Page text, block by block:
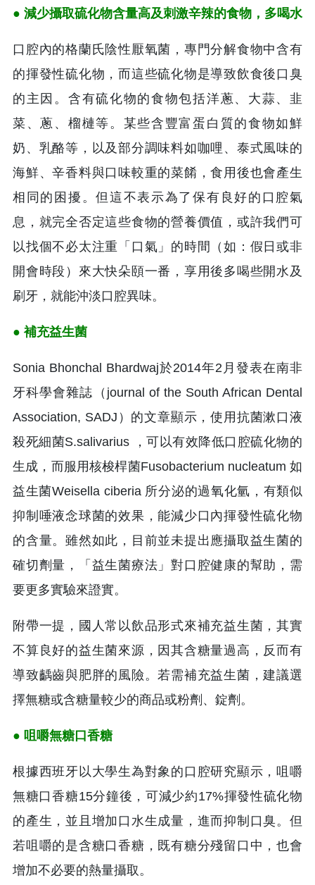
● 減少攝取硫化物含量高及刺激辛辣的食物，多喝水
口腔內的格蘭氏陰性厭氧菌，專門分解食物中含有
的揮發性硫化物，而這些硫化物是導致飲食後口臭
的主因。含有硫化物的食物包括洋蔥、大蒜、韭
菜、蔥、榴槤等。某些含豐富蛋白質的食物如鮮
奶、乳酪等，以及部分調味料如咖哩、泰式風味的
海鮮、辛香料與口味較重的菜餚，食用後也會產生
相同的困擾。但這不表示為了保有良好的口腔氣
息，就完全否定這些食物的營養價值，或許我們可
以找個不必太注重「口氣」的時間（如：假日或非
開會時段）來大快朵頤一番，享用後多喝些開水及
刷牙，就能沖淡口腔異味。
● 補充益生菌
Sonia Bhonchal Bhardwaj於2014年2月發表在南非
牙科學會雜誌（journal of the South African Dental
Association, SADJ）的文章顯示，使用抗菌漱口液
殺死細菌S.salivarius ，可以有效降低口腔硫化物的
生成，而服用核梭桿菌Fusobacterium nucleatum 如
益生菌Weisella ciberia 所分泌的過氧化氫，有類似
抑制唾液念球菌的效果，能減少口內揮發性硫化物
的含量。雖然如此，目前並未提出應攝取益生菌的
確切劑量，「益生菌療法」對口腔健康的幫助，需
要更多實驗來證實。
附帶一提，國人常以飲品形式來補充益生菌，其實
不算良好的益生菌來源，因其含糖量過高，反而有
導致齲齒與肥胖的風險。若需補充益生菌，建議選
擇無糖或含糖量較少的商品或粉劑、錠劑。
● 咀嚼無糖口香糖
根據西班牙以大學生為對象的口腔研究顯示，咀嚼
無糖口香糖15分鐘後，可減少約17%揮發性硫化物
的產生，並且增加口水生成量，進而抑制口臭。但
若咀嚼的是含糖口香糖，既有糖分殘留口中，也會
增加不必要的熱量攝取。